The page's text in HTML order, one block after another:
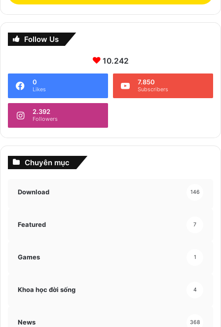
Follow Us
10.242
0
Likes
7.850
Subscribers
2.392
Followers
Chuyên mục
Download 146
Featured 7
Games 1
Khoa học đời sống 4
News 368